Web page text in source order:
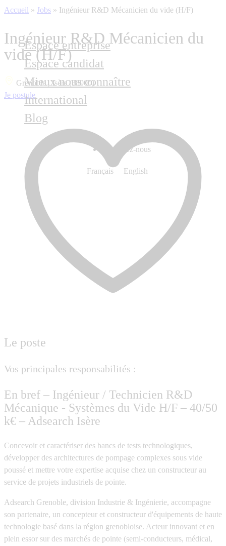
Espace entreprise
Espace candidat
Mieux nous connaître
International
Blog
Contactez-nous
Français English
Accueil » Jobs » Ingénieur R&D Mécanicien du vide (H/F)
Ingénieur R&D Mécanicien du
vide (H/F)
Grenoble , Isère (38000)
Je postule
Le poste
Vos principales responsabilités :
En bref – Ingénieur / Technicien R&D
Mécanique - Systèmes du Vide H/F – 40/50
k€ – Adsearch Isère
Concevoir et caractériser des bancs de tests technologiques,
développer des architectures de pompage complexes sous vide
poussé et mettre votre expertise acquise chez un constructeur au
service de projets industriels de pointe.
Adsearch Grenoble, division Industrie & Ingénierie, accompagne
son partenaire, un concepteur et constructeur d'équipements de haute
technologie basé dans la région grenobloise. Acteur innovant et en
plein essor sur des marchés de pointe (semi-conducteurs, médical,